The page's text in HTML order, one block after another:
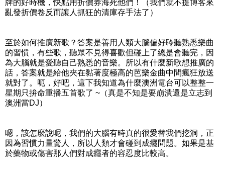
牌的好時機，快點用折價券海死他們！（我們就不提博客來
亂發折價卷反而讓人抓狂的清庫存手法了）
至於如何推廣新歌？答案是善用人類大腦偏好聆聽熟悉樂曲
的習慣，有些歌，聽眾不見得喜歡但碰上了總是會聽完，因
為大腦就是愛聽自己熟悉的音樂。所以有什麼新歌想推廣的
話，答案就是給他夾在黏著度極高的芭樂金曲中間瘋狂放送
就對了。呃，好吧，這下我知道為什麼澳洲電台可以整整一
星期只拚命重播五首歌了 ~（真是不知是要崩潰還是立志到
澳洲當DJ）
嗯，該怎麼說呢，我們的大腦有時真的很愛替我們挖洞，正
因為習慣力量驚人，所以人類才會碰到成癮問題。如果是基
於藥物或傷害那人們對成癮者的容忍度比較高。